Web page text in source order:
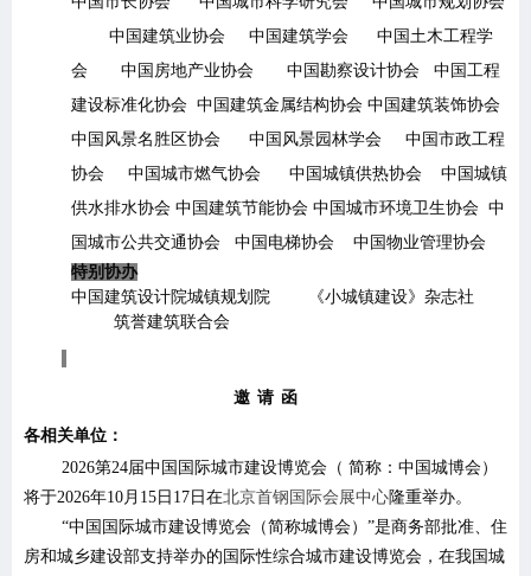
中国建筑业协会
中国建筑学会
中国土木工程学
会
中国房地产业协会 中国勘察设计协会
中国工程
建设标准化协会 中国建筑金属结构协会 中国建筑装饰协会
中国风景名胜区协会
中国风景园林学会
中国市政工程
协会
中国城市燃气协会 中国城镇供热协会
中国城镇
供水排水协会 中国建筑节能协会 中国城市环境卫生协会 中
国城市公共交通协会
中国电梯协会
中国物业管理协会
特别协办
中国建筑设计院城镇规划院
《小城镇建设》杂志社
筑誉建筑联合会
邀 请 函
各相关单位：
2026第24届中国国际城市建设博览会（ 简称：中国城博会）
将于2026年10月 15 日 17 日在北京首钢国际会展中心隆重举办。
“中国国际城市建设博览会（简称城博会）”是商务部批准、住
房和城乡建设部支持举办的国际性综合城市建设博览会，在我国城